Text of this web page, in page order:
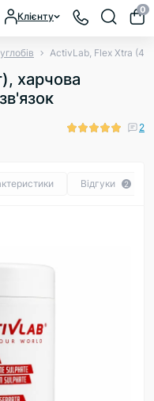
Клієнту
0
ActivLab, Flex Xtra
харчова
2
Відгуки 2